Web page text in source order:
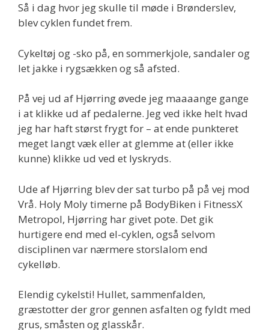
Så i dag hvor jeg skulle til møde i Brønderslev,
blev cyklen fundet frem.
Cykeltøj og -sko på, en sommerkjole, sandaler og
let jakke i rygsækken og så afsted.
På vej ud af Hjørring øvede jeg maaaange gange
i at klikke ud af pedalerne. Jeg ved ikke helt hvad
jeg har haft størst frygt for – at ende punkteret
meget langt væk eller at glemme at (eller ikke
kunne) klikke ud ved et lyskryds.
Ude af Hjørring blev der sat turbo på på vej mod
Vrå. Holy Moly timerne på BodyBiken i FitnessX
Metropol, Hjørring har givet pote. Det gik
hurtigere end med el-cyklen, også selvom
disciplinen var nærmere storslalom end
cykelløb.
Elendig cykelsti! Hullet, sammenfalden,
græstotter der gror gennen asfalten og fyldt med
grus, småsten og glasskår.